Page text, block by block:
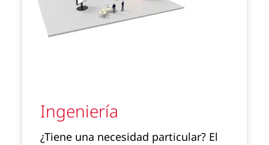
Ingeniería
¿Tiene una necesidad particular? El